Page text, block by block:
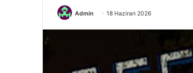
Admin 18 Haziran 2026